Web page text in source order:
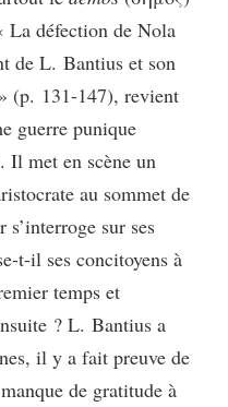
défection de Nola
de L. Bantius et son
(p. 131-147), revient
guerre punique
Il met en scène un
au sommet de
sur ses
t-il ses concitoyens à
temps et
? L. Bantius a
il y a fait preuve de
de gratitude à